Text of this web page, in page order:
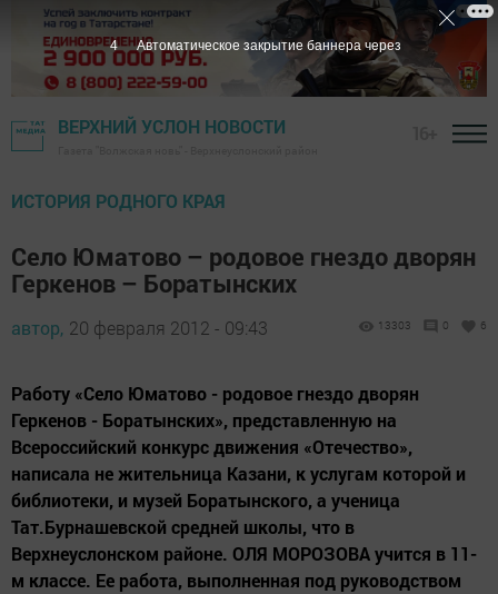
ВЕРХНИЙ УСЛОН НОВОСТИ
ИСТОРИЯ РОДНОГО КРАЯ
Село Юматово – родовое гнездо дворян
Геркенов – Боратынских
автор, 20 февраля 2012 - 09:43 13303 0 6
Работу «Село Юматово - родовое гнездо дворян
Геркенов - Боратынских», представленную на
Всероссийский конкурс движения «Отечество»,
написала не жительница Казани, к услугам которой и
библиотеки, и музей Боратынского, а ученица
Тат.Бурнашевской средней школы, что в
Верхнеуслонском районе. ОЛЯ МОРОЗОВА учится в 11-
м классе. Ее работа, выполненная под руководством
3 Автоматическое закрытие баннера через